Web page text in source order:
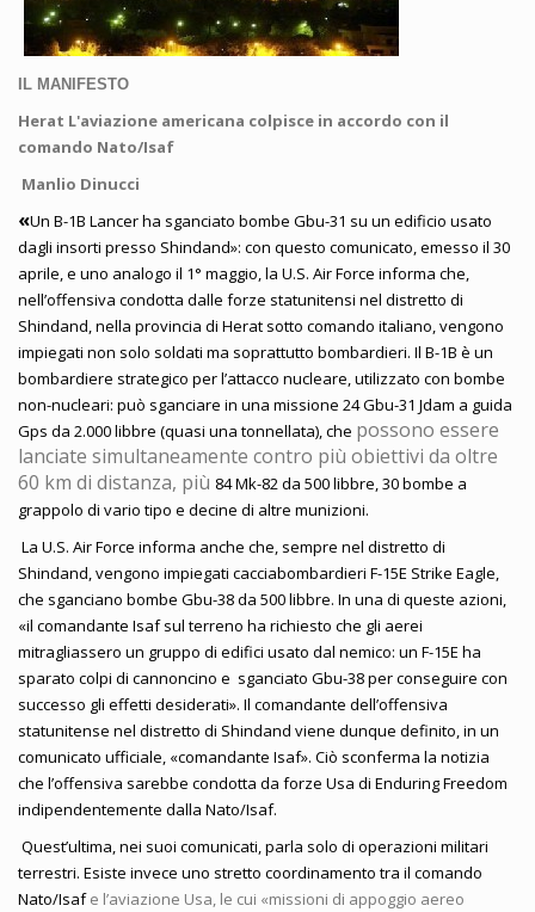
IL MANIFESTO
Herat L'aviazione americana colpisce in accordo con il
comando Nato/Isaf
Manlio Dinucci
«Un B-1B Lancer ha sganciato bombe Gbu-31 su un edificio usato
dagli insorti presso Shindand»: con questo comunicato, emesso il 30
aprile, e uno analogo il 1° maggio, la U.S. Air Force informa che,
nell’offensiva condotta dalle forze statunitensi nel distretto di
Shindand, nella provincia di Herat sotto comando italiano, vengono
impiegati non solo soldati ma soprattutto bombardieri. Il B-1B è un
bombardiere strategico per l’attacco nucleare, utilizzato con bombe
non-nucleari: può sganciare in una missione 24 Gbu-31 Jdam a guida
Gps da 2.000 libbre (quasi una tonnellata), che possono essere
lanciate simultaneamente contro più obiettivi da oltre
60 km di distanza, più 84 Mk-82 da 500 libbre, 30 bombe a
grappolo di vario tipo e decine di altre munizioni.
La U.S. Air Force informa anche che, sempre nel distretto di
Shindand, vengono impiegati cacciabombardieri F-15E Strike Eagle,
che sganciano bombe Gbu-38 da 500 libbre. In una di queste azioni,
«il comandante Isaf sul terreno ha richiesto che gli aerei
mitragliassero un gruppo di edifici usato dal nemico: un F-15E ha
sparato colpi di cannoncino e sganciato Gbu-38 per conseguire con
successo gli effetti desiderati». Il comandante dell’offensiva
statunitense nel distretto di Shindand viene dunque definito, in un
comunicato ufficiale, «comandante Isaf». Ciò sconferma la notizia
che l’offensiva sarebbe condotta da forze Usa di Enduring Freedom
indipendentemente dalla Nato/Isaf.
Quest’ultima, nei suoi comunicati, parla solo di operazioni militari
terrestri. Esiste invece uno stretto coordinamento tra il comando
Nato/Isafe l’aviazione Usa, le cui «missioni di appoggio aereo